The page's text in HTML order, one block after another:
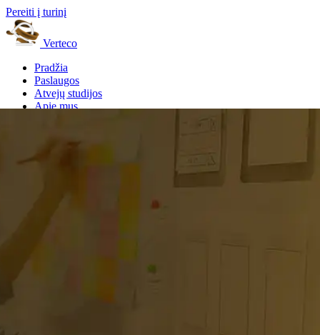
Pereiti į turinį
Verteco
Pradžia
Paslaugos
Atvejų studijos
Apie mus